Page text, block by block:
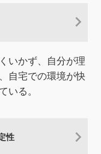
いかず、自分が理
自宅での環境が快
いる。
性